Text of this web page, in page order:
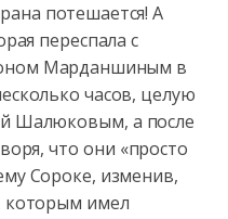
потешается! А
переспала с
Марданшиным в
часов, целую
Шалюковым, а после
что они «просто
Сороке, изменив,
которым имел